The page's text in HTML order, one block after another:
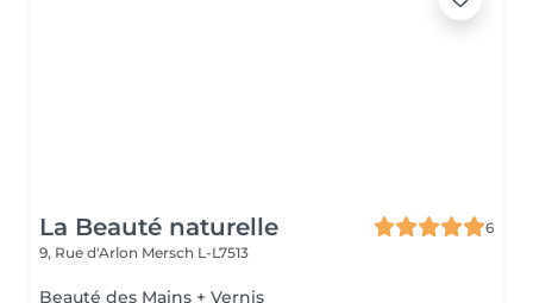
La Beauté naturelle
6
9, Rue d'Arlon Mersch L-L7513
Beauté des Mains + Vernis